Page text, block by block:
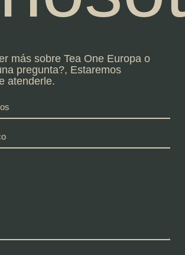
más sobre Tea One Europa o
pregunta?, Estaremos
atenderle.